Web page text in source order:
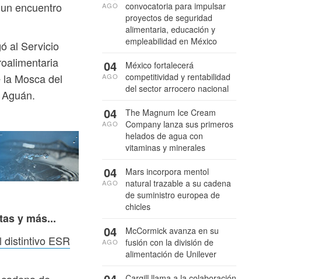
encuentro
al Servicio
Mosca del
y más...
distintivo ESR
convocatoria para impulsar
proyectos de seguridad
alimentaria, educación y
empleabilidad en México
AGO
México fortalecerá
competitividad y rentabilidad
del sector arrocero nacional
04
AGO
The Magnum Ice Cream
Company lanza sus primeros
helados de agua con
vitaminas y minerales
04
AGO
Mars incorpora mentol
natural trazable a su cadena
de suministro europea de
chicles
04
AGO
McCormick avanza en su
fusión con la división de
alimentación de Unilever
04
AGO